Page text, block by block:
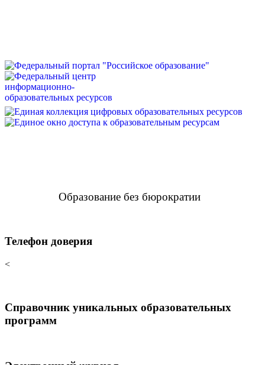
Образование без бюрократии
Телефон доверия
<
Справочник уникальных образовательных
программ